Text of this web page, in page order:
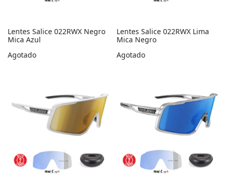
Lentes Salice 022RWX Negro
Mica Azul
Agotado
Lentes Salice 022RWX Lima
Mica Negro
Agotado